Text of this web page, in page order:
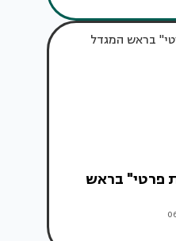
ה-18: "בית פרטי" בראש